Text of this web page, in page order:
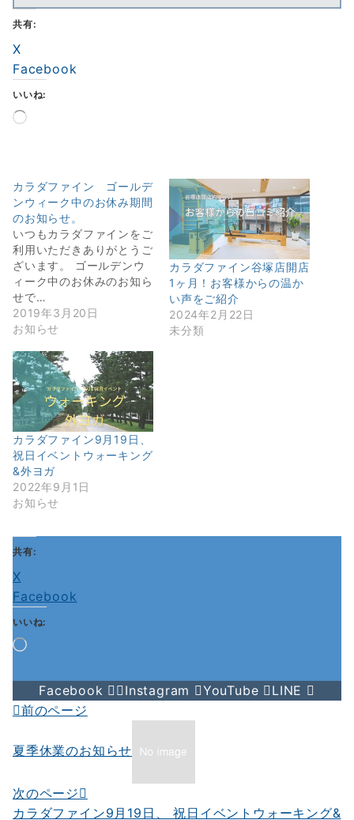
共有:
X
Facebook
いいね:
読
カラダファイン ゴールデ
ンウィーク中のお休み期間
のお知らせ。
いつもカラダファインをご
利用いただきありがとうご
ざいます。 ゴールデンウ
ィーク中のお休みのお知ら
せで…
2019年3月20日
お知らせ
カラダファイン谷塚店開店
1ヶ月！お客様からの温か
い声をご紹介
2024年2月22日
未分類
カラダファイン9月19日、
祝日イベントウォーキング
&外ヨガ
2022年9月1日
お知らせ
共有:
X
Facebook
いいね:
読
中…
Facebook Instagram YouTube LINE
投
稿
ビ
前のページ
夏季休業のお知らせ
次のページ
カラダファイン9月19日、 祝日イベントウォーキング&